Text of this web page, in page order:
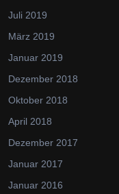
Juli 2019
März 2019
Januar 2019
Dezember 2018
Oktober 2018
April 2018
Dezember 2017
Januar 2017
Januar 2016